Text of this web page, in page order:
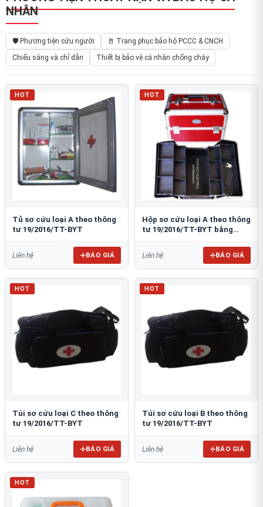
NHÂN
🛡️ Phương tiện cứu người
🚪 Trang phục bảo hộ PCCC & CNCH
Chiếu sáng và chỉ dẫn
Thiết bị bảo vệ cá nhân chống cháy
HOT
Tủ sơ cứu loại A theo thông
tư 19/2016/TT-BYT
Liên hệ BÁO GIÁ
HOT
Hộp sơ cứu loại A theo thông
tư 19/2016/TT-BYT bằng
Liên hệ BÁO GIÁ
HOT
Túi sơ cứu loại C theo thông
tư 19/2016/TT-BYT
Liên hệ BÁO GIÁ
HOT
Túi sơ cứu loại B theo thông
tư 19/2016/TT-BYT
Liên hệ BÁO GIÁ
HOT